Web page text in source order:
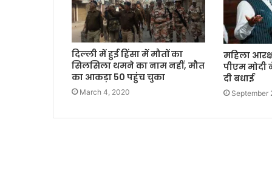
दिल्ली में हुई हिंसा में मौतों का
सिलसिला थमने का नाम नहीं, मौत
का आकड़ा 50 पहुंच चुका
March 4, 2020
महिला
पीएम
दी बधाई
September